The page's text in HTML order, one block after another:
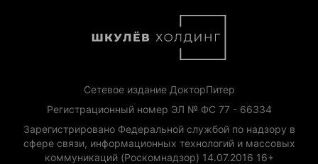
Сетевое издание ДокторПитер
Регистрационный номер ЭЛ № ФС 77 - 66334
Зарегистрировано Федеральной службой по надзору в
сфере связи, информационных технологий и массовых
коммуникаций (Роскомнадзор) 14.07.2016 16+